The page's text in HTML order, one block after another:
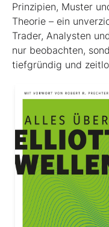
Prinzipien, Muster
Theorie – ein
Trader, Analysten
nur beobachten,
tiefgründig und